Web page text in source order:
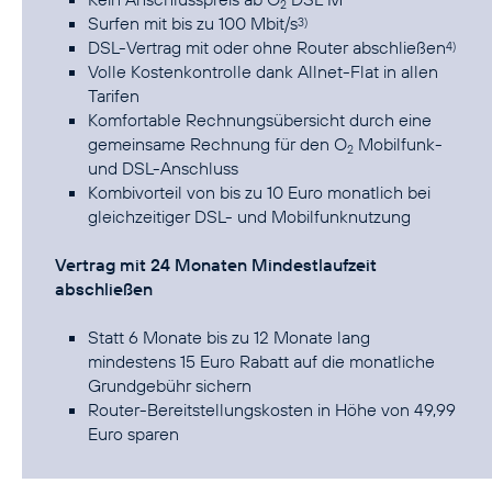
2
Surfen mit bis zu 100 Mbit/s3)
DSL-Vertrag mit oder ohne Router abschließen4)
Volle Kostenkontrolle dank Allnet-Flat in allen
Tarifen
Komfortable Rechnungsübersicht durch eine
gemeinsame Rechnung für den O2 Mobilfunk-
und DSL-Anschluss
Kombivorteil von bis zu 10 Euro monatlich bei
gleichzeitiger DSL- und Mobilfunknutzung
Vertrag mit 24 Monaten Mindestlaufzeit
abschließen
Statt 6 Monate bis zu 12 Monate lang
mindestens 15 Euro Rabatt auf die monatliche
Grundgebühr sichern
Router-Bereitstellungskosten in Höhe von 49,99
Euro sparen